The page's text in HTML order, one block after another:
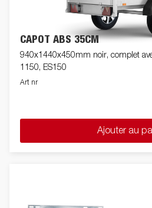
CAPOT ABS 35CM
940x1440x450mm noir, complet
1150, ES150
Art nr
Ajouter au